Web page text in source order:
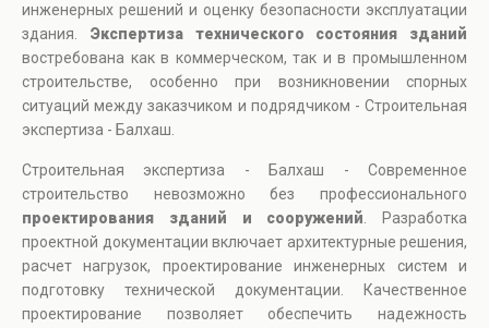
инженерных решений и оценку безопасности эксплуатации
здания. Экспертиза технического состояния зданий
востребована как в коммерческом, так и в промышленном
строительстве, особенно при возникновении спорных
ситуаций между заказчиком и подрядчиком - Строительная
экспертиза - Балхаш.
Строительная экспертиза - Балхаш - Современное
строительство невозможно без профессионального
проектирования зданий и сооружений . Разработка
проектной документации включает архитектурные решения,
расчет нагрузок, проектирование инженерных систем и
подготовку технической документации. Качественное
проектирование позволяет обеспечить надежность